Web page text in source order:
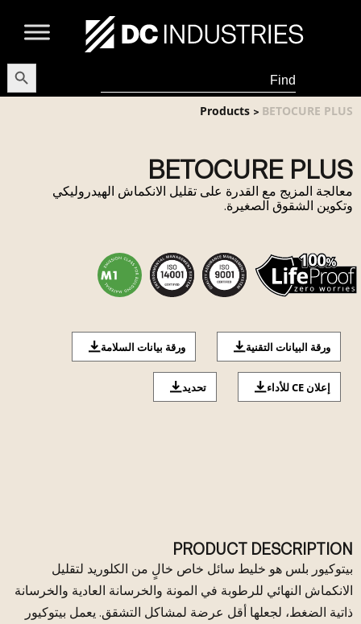
Search
for:
Button
Products >BETOCURE PLUS
BETOCURE PLUS
معالجة المزيج مع القدرة على تقليل الانكماش الهيدروليكي
وتكوين الشقوق الصغيرة.
ورقة البيانات التقنية ورقة بيانات السلامة
إعلان CE للأداء تحديد
PRODUCT DESCRIPTION
بيتوكيور بلس هو خليط سائل خاص خالٍ من الكلوريد لتقليل
الانكماش النهائي للرطوبة في المونة والخرسانة العادية والخرسانة
ذاتية الضغط، لجعلها أقل عرضة لمشاكل التشقق. يعمل بيتوكيور